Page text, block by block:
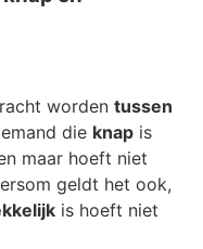
worden tussen
die knap is
maar hoeft niet
geldt het ook,
is hoeft niet